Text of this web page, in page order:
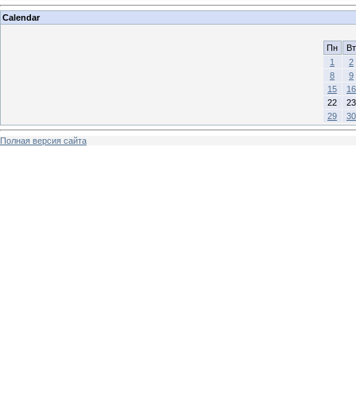
Calendar
Пн
Вт
1
2
8
9
15
16
22
23
29
30
Полная версия сайта